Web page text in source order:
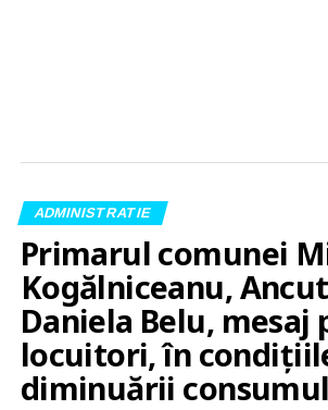
ADMINISTRATIE
Primarul comunei
Kogălniceanu,
Daniela Belu, mesaj
locuitori, în
diminuării